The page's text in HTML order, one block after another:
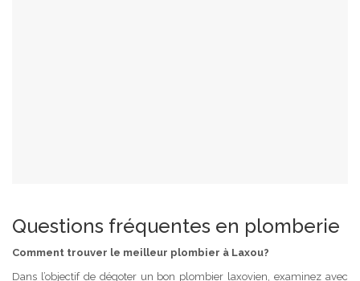
Questions fréquentes en plomberie
Comment trouver le meilleur plombier à Laxou?
Dans l’objectif de dégoter un bon plombier laxovien, examinez avec